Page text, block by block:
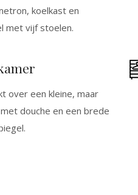
koelkast en
met vijf stoelen.
over een kleine, maar
douche en een brede